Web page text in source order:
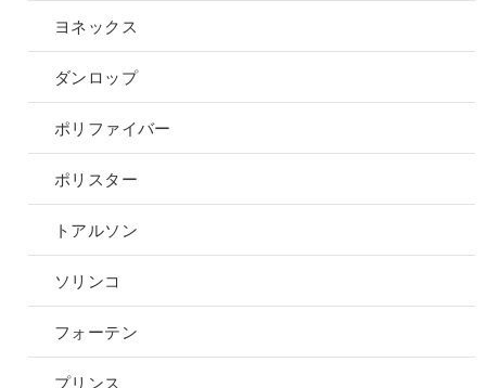
ヨネックス
ダンロップ
ポリファイバー
ポリスター
トアルソン
ソリンコ
フォーテン
プリンス